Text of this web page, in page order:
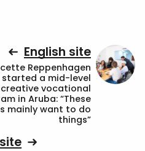
English site
Reppenhagen
started a mid-level
creative vocational
in Aruba: “These
mainly want to do
things”